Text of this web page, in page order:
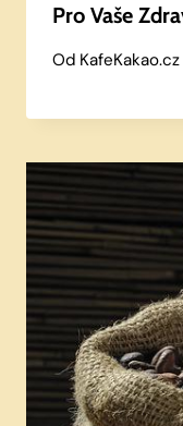
Pro Vaše
Od KafeKakao.cz